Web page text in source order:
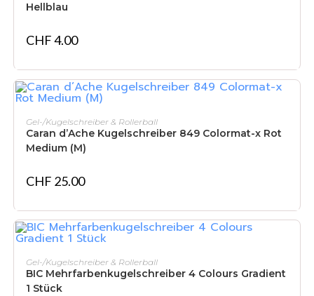
Hellblau
CHF4.00
IN DEN WARENKORB
Gel-/Kugelschreiber & Rollerball
Caran d’Ache Kugelschreiber 849 Colormat-x Rot
Medium (M)
CHF 25.00
IN DEN WARENKORB
Gel-/Kugelschreiber & Rollerball
BIC Mehrfarbenkugelschreiber 4 Colours Gradient
1 Stück